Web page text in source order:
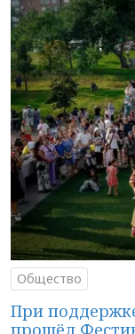
Общество
При